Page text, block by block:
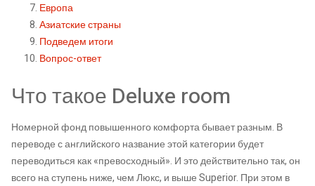
Европа
Азиатские страны
Подведем итоги
Вопрос-ответ
Что такое Deluxe room
Номерной фонд повышенного комфорта бывает разным. В
переводе с английского название этой категории будет
переводиться как «превосходный». И это действительно так, он
всего на ступень ниже, чем Люкс, и выше Superior. При этом в